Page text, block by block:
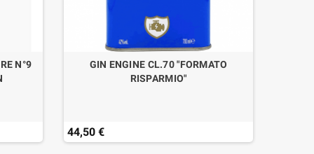
N°9
GIN ENGINE CL.70 "FORMATO
RISPARMIO"
44,50 €